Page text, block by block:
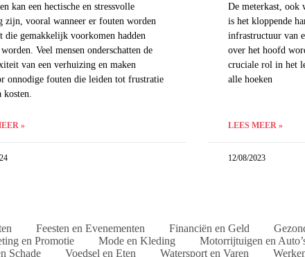
kan een hectische en stressvolle
zijn, vooral wanneer er fouten worden
die gemakkelijk voorkomen hadden
Veel mensen onderschatten de
van een verhuizing en maken
onnodige fouten die leiden tot frustratie
»
De meterkast, ook
is het kloppende
infrastructuur van
over het hoofd
cruciale rol in het
alle hoeken
LEES MEER »
12/08/2023
Feesten en Evenementen Financiën en Geld
en Promotie Mode en Kleding Motorrijtuigen en
Schade Voedsel en Eten Watersport en Varen